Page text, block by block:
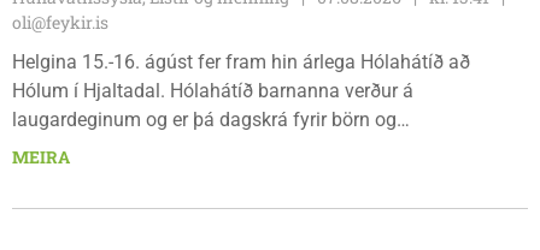
oli@feykir.is
Helgina 15.-16. ágúst fer fram hin árlega Hólahátíð að
Hólum í Hjaltadal. Hólahátíð barnanna verður á
laugardeginum og er þá dagskrá fyrir börn og
fjölskyldur.Lydía Einarsdóttir svæðisstjóri æskulýðsmála og
MEIRA